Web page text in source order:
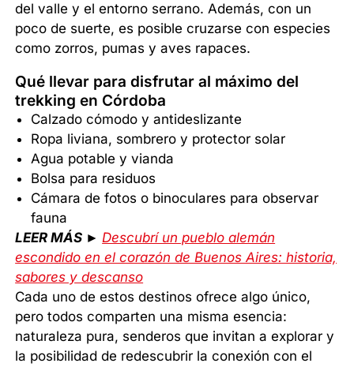
del valle y el entorno serrano. Además, con un
poco de suerte, es posible cruzarse con especies
como zorros, pumas y aves rapaces.
Qué llevar para disfrutar al máximo del
trekking en Córdoba
Calzado cómodo y antideslizante
Ropa liviana, sombrero y protector solar
Agua potable y vianda
Bolsa para residuos
Cámara de fotos o binoculares para observar
fauna
LEER MÁS ►Descubrí un pueblo alemán
escondido en el corazón de Buenos Aires: historia,
sabores y descanso
Cada uno de estos destinos ofrece algo único,
pero todos comparten una misma esencia:
naturaleza pura, senderos que invitan a explorar y
la posibilidad de redescubrir la conexión con el